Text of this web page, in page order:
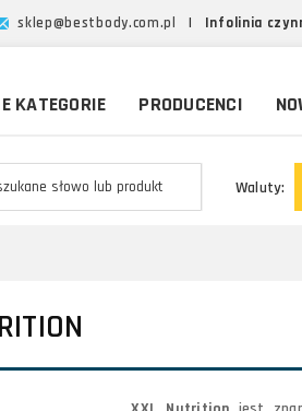
sklep@bestbody.com.pl | Infolinia
KATEGORIE PRODUCENCI
Waluty: